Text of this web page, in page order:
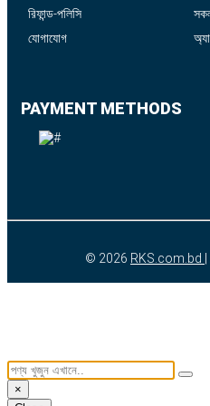
রিফান্ড-পলিসি
যোগাযোগ
সকল
PAYMENT METHODS
© 2026 RKS.com.bd
×